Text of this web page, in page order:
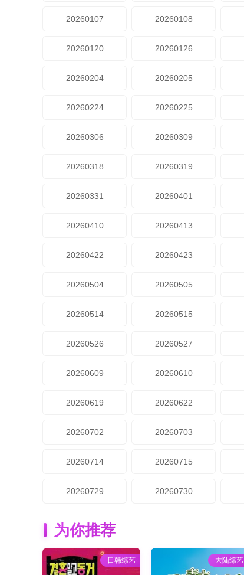
20260107 20260108
20260120 20260126
20260204 20260205
20260224 20260225
20260306 20260309
20260318 20260319
20260331 20260401
20260410 20260413
20260422 20260423
20260504 20260505
20260514 20260515
20260526 20260527
20260609 20260610
20260619 20260622
20260702 20260703
20260714 20260715
20260729 20260730
为你推荐
日韩综艺 大陆综艺